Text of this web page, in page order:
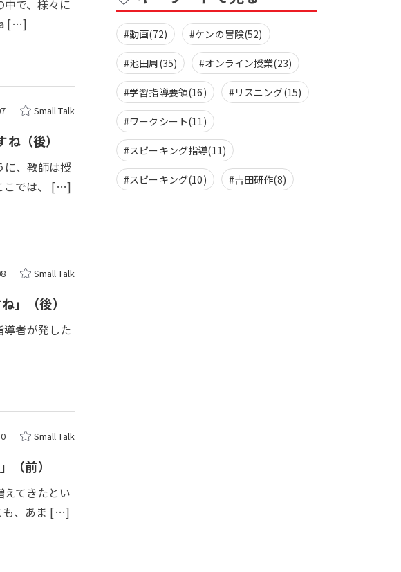
で、様々に
[…]
Small Talk
（後）
に、教師は授
こでは、 […]
Small Talk
」（後）
者が発した
Small Talk
前）
てきたとい
も、あま […]
#動画(72) #ケンの冒険(52)
#池田周(35) #オンライン授業(23)
#学習指導要領(16) #リスニング(15)
#ワークシート(11)
#スピーキング指導(11)
#スピーキング(10) #吉田研作(8)